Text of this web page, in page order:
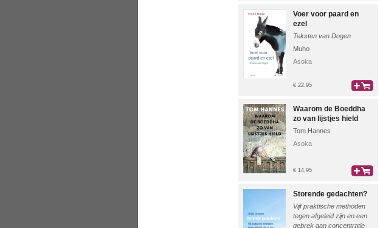
Voer voor paard en
ezel
Teksten van Dogen
Muho
Asoka
€ 22,95
Waarom de Boeddha
zo van lijstjes hield
Tom Hannes
Asoka
€ 14,95
Storende gedachten?
Vijf praktische methoden
tegen afgeleid zijn en een
gebrek aan concentratie